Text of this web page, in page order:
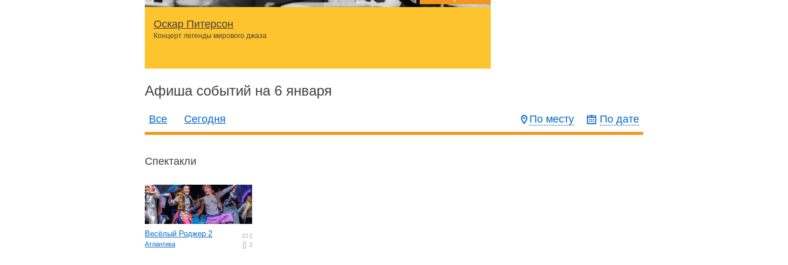
Оскар Питерсон
Концерт легенды мирового джаза
Афиша событий на 6 января
Все Сегодня По месту По дате
Спектакли
0
0
Весёлый Роджер 2
Атлантика